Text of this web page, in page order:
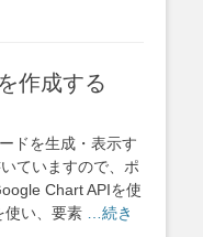
作成する
ドを生成・表示す
ていますので、ポ
Chart APIを使
使い、要素
…続き